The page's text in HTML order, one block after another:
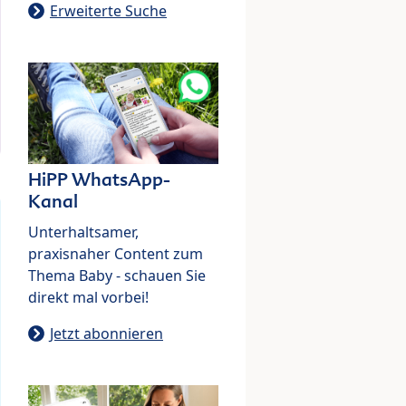
Erweiterte Suche
HiPP WhatsApp-
Kanal
Unterhaltsamer,
praxisnaher Content zum
Thema Baby - schauen Sie
direkt mal vorbei!
Jetzt abonnieren